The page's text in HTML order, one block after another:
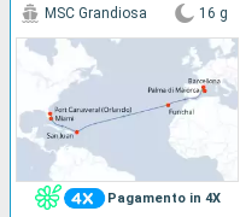
Pagamento in 4X
MSC Grandiosa 16 g